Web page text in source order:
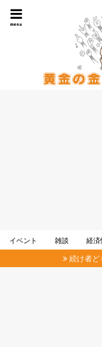
menu
イベント 雑談 経済
続け者ど